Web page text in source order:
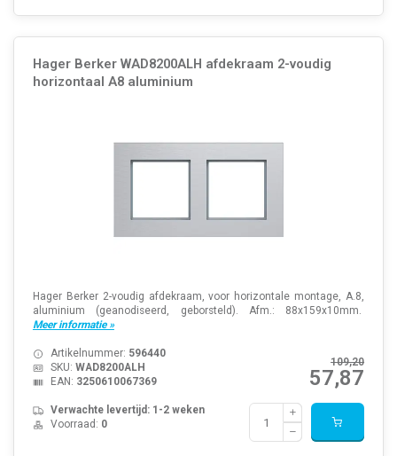
Hager Berker WAD8200ALH afdekraam 2-voudig
horizontaal A8 aluminium
Hager Berker 2-voudig afdekraam, voor horizontale montage, A.8,
aluminium (geanodiseerd, geborsteld). Afm.: 88x159x10mm.
Meer informatie »
109,20
57,87
Artikelnummer: 596440
SKU: WAD8200ALH
EAN: 3250610067369
Verwachte levertijd: 1-2 weken
Voorraad: 0